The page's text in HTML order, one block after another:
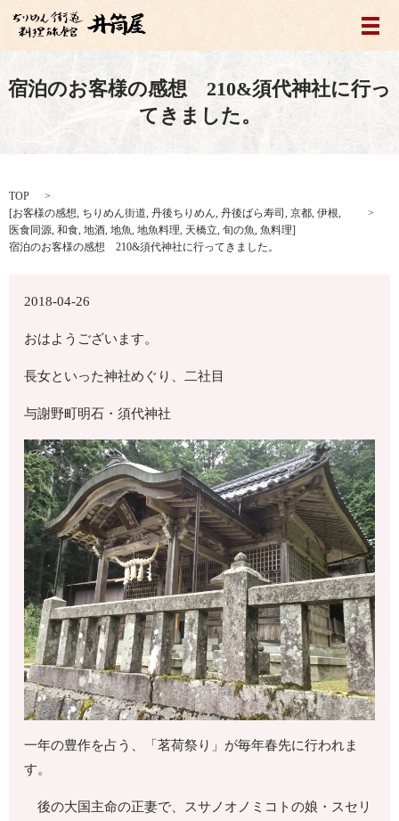
メ
宿泊のお客様の感想 210&須代神社に行っ
てきました。
TOP
[お客様の感想, ちりめん街道, 丹後ちりめん, 丹後ばら寿司 , 京都, 伊根,
医食同源, 和食, 地酒, 地魚, 地魚料理, 天橋立, 旬の魚, 魚料理]
宿泊のお客様の感想 210&須代神社に行ってきました。
2018-04-26
おはようございます。
長女といった神社めぐり、二社目
与謝野町明石・須代神社
一年の豊作を占う、「茗荷祭り」が毎年春先に行われま
す。
後の大国主命の正妻で、スサノオノミコトの娘・スセリ